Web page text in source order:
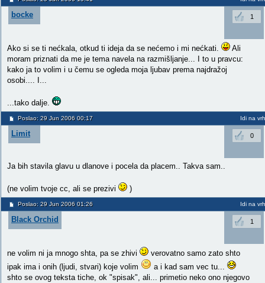
bocke 1
Ako si se ti nećkala, otkud ti ideja da se nećemo i mi nećkati.
Ali
moram priznati da me je tema navela na razmišljanje... I to u pravcu:
kako ja to volim i u čemu se ogleda moja ljubav prema najdražoj
osobi.... I...
...tako dalje.
Poslao: 29 Jun 2006 00:17 Idi na vrh
Limit 0
Ja bih stavila glavu u dlanove i pocela da placem.. Takva sam..
(ne volim tvoje cc, ali se prezivi )
Poslao: 29 Jun 2006 01:26 Idi na vrh
Black Orchid 1
ne volim ni ja mnogo shta, pa se zhivi
verovatno samo zato shto
ipak ima i onih (ljudi, stvari) koje volim
a i kad sam vec tu...
shto se ovog teksta tiche, ok "spisak", ali... primetio neko ono njegovo